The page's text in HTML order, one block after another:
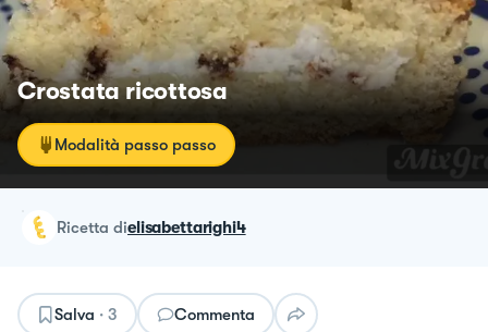
Crostata ricottosa
Modalità passo passo
ricetta dielisabettarighi4
Salva · 3 Commenta